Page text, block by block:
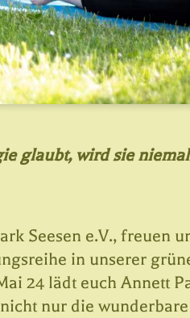
glaubt, wird sie
Seesen e.V., freuen
in unserer
24 lädt euch Annett
nur die